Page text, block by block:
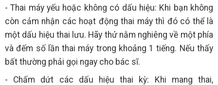
- Thai máy yếu hoặc không có dấu hiệu: Khi bạn không
còn cảm nhận các hoạt động thai máy thì đó có thể là
một dấu hiệu thai lưu. Hãy thử nằm nghiêng về một phía
và đếm số lần thai máy trong khoảng 1 tiếng. Nếu thấy
bất thường phải gọi ngay cho bác sĩ.
- Chấm dứt các dấu hiệu thai kỳ: Khi mang thai,